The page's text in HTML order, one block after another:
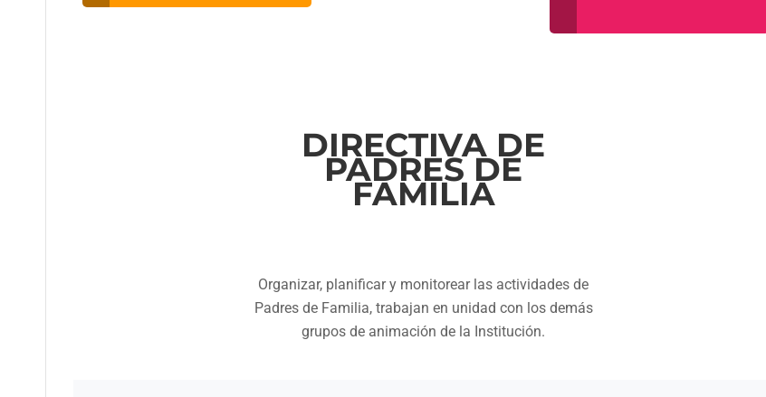
DIRECTIVA DE
PADRES DE
FAMILIA
Organizar, planificar y monitorear las actividades de
Padres de Familia, trabajan en unidad con los demás
grupos de animación de la Institución.